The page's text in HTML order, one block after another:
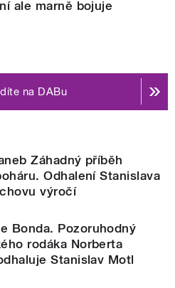
ale marně bojuje
na DABu
Záhadný příběh
Odhalení Stanislava
výročí
Bonda. Pozoruhodný
rodáka Norberta
Stanislav Motl